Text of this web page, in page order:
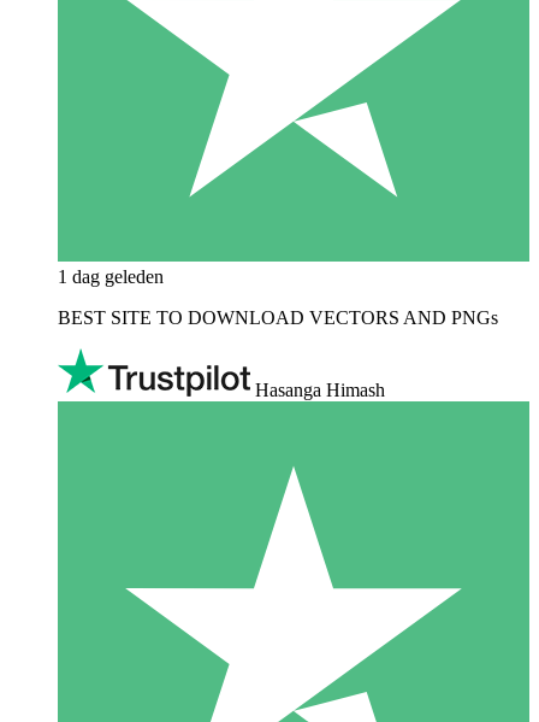
1 dag geleden
BEST SITE TO DOWNLOAD VECTORS AND PNGs
Hasanga Himash